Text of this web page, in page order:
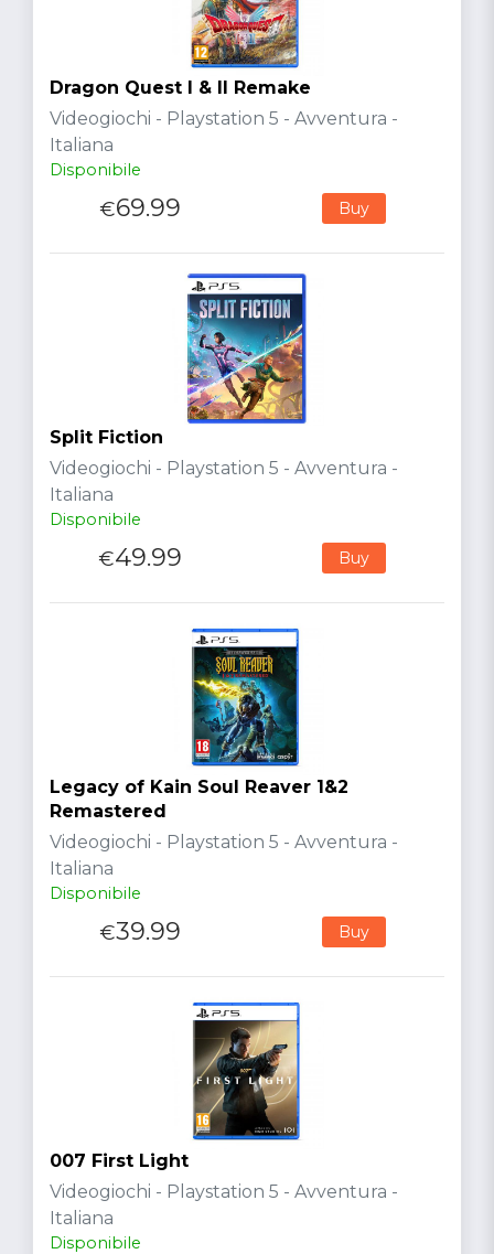
Dragon Quest I & II Remake
Videogiochi - Playstation 5 - Avventura -
Italiana
Disponibile
€69.99 Buy
Split Fiction
Videogiochi - Playstation 5 - Avventura -
Italiana
Disponibile
€49.99 Buy
Legacy of Kain Soul Reaver 1&2
Remastered
Videogiochi - Playstation 5 - Avventura -
Italiana
Disponibile
€39.99 Buy
007 First Light
Videogiochi - Playstation 5 - Avventura -
Italiana
Disponibile